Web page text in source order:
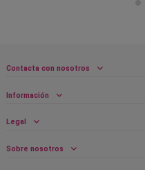
Contacta con nosotros
Información
Legal
Sobre nosotros